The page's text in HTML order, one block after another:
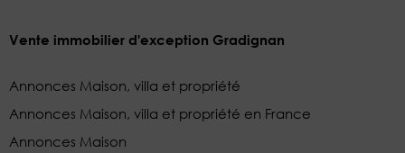
Vente immobilier d'exception Gradignan
Annonces Maison, villa et propriété
Annonces Maison, villa et propriété en France
Annonces Maison